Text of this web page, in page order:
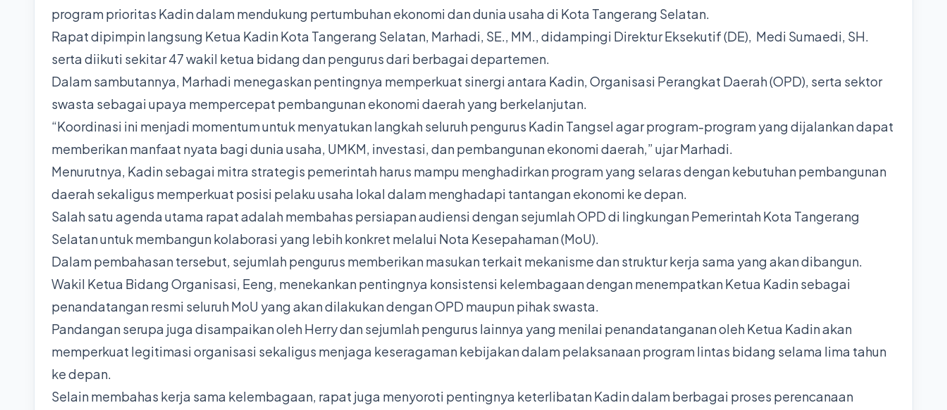
program prioritas Kadin dalam mendukung pertumbuhan ekonomi dan dunia usaha di Kota Tangerang Selatan.
Rapat dipimpin langsung Ketua Kadin Kota Tangerang Selatan, Marhadi, SE., MM., didampingi Direktur Eksekutif (DE), Medi Sumaedi, SH.
serta diikuti sekitar 47 wakil ketua bidang dan pengurus dari berbagai departemen.
Dalam sambutannya, Marhadi menegaskan pentingnya memperkuat sinergi antara Kadin, Organisasi Perangkat Daerah (OPD), serta sektor
swasta sebagai upaya mempercepat pembangunan ekonomi daerah yang berkelanjutan.
“Koordinasi ini menjadi momentum untuk menyatukan langkah seluruh pengurus Kadin Tangsel agar program-program yang dijalankan dapat
memberikan manfaat nyata bagi dunia usaha, UMKM, investasi, dan pembangunan ekonomi daerah,” ujar Marhadi.
Menurutnya, Kadin sebagai mitra strategis pemerintah harus mampu menghadirkan program yang selaras dengan kebutuhan pembangunan
daerah sekaligus memperkuat posisi pelaku usaha lokal dalam menghadapi tantangan ekonomi ke depan.
Salah satu agenda utama rapat adalah membahas persiapan audiensi dengan sejumlah OPD di lingkungan Pemerintah Kota Tangerang
Selatan untuk membangun kolaborasi yang lebih konkret melalui Nota Kesepahaman (MoU).
Dalam pembahasan tersebut, sejumlah pengurus memberikan masukan terkait mekanisme dan struktur kerja sama yang akan dibangun.
Wakil Ketua Bidang Organisasi, Eeng, menekankan pentingnya konsistensi kelembagaan dengan menempatkan Ketua Kadin sebagai
penandatangan resmi seluruh MoU yang akan dilakukan dengan OPD maupun pihak swasta.
Pandangan serupa juga disampaikan oleh Herry dan sejumlah pengurus lainnya yang menilai penandatanganan oleh Ketua Kadin akan
memperkuat legitimasi organisasi sekaligus menjaga keseragaman kebijakan dalam pelaksanaan program lintas bidang selama lima tahun
ke depan.
Selain membahas kerja sama kelembagaan, rapat juga menyoroti pentingnya keterlibatan Kadin dalam berbagai proses perencanaan